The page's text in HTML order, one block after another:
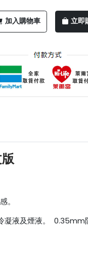
加入購物車 立即
。
凝液及煙液。